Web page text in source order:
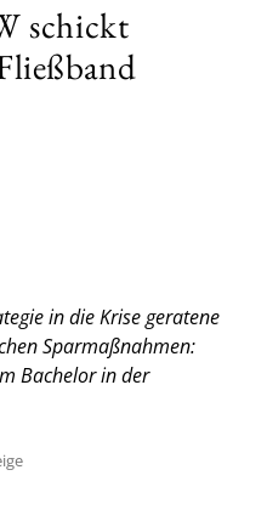
schickt
in die Krise geratene
Sparmaßnahmen:
Bachelor in der